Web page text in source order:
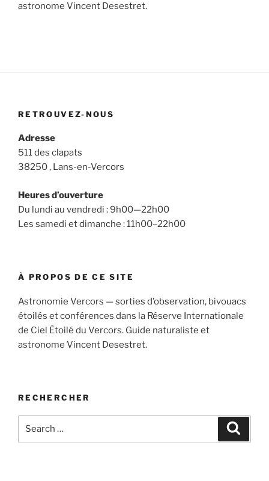
astronome Vincent Desestret.
RETROUVEZ-NOUS
Adresse
511 des clapats
38250 , Lans-en-Vercors
Heures d’ouverture
Du lundi au vendredi : 9h00—22h00
Les samedi et dimanche : 11h00–22h00
À PROPOS DE CE SITE
Astronomie Vercors — sorties d’observation, bivouacs
étoilés et conférences dans la Réserve Internationale
de Ciel Étoilé du Vercors. Guide naturaliste et
astronome Vincent Desestret.
RECHERCHER